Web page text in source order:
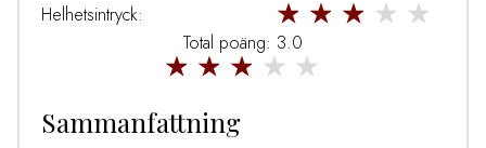
Helhetsintryck:
Total poäng: 3.0
Sammanfattning